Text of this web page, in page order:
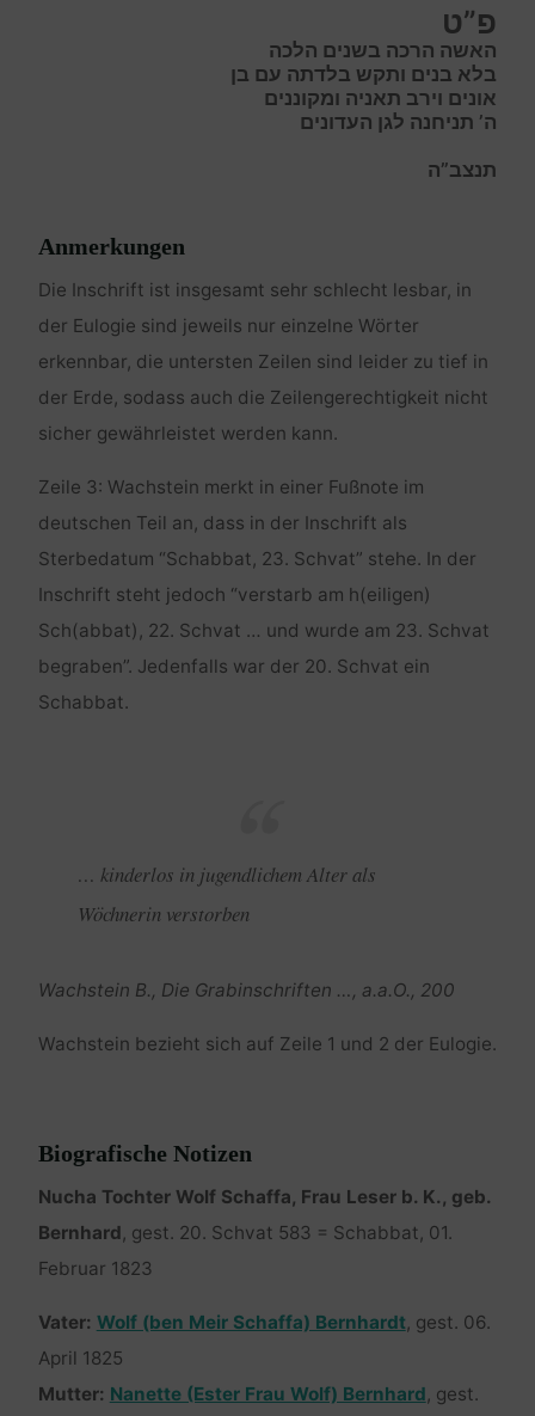
פ”ט
האשה הרכה בשנים הלכה
בלא בנים ותקש בלדתה עם בן
אונים וירב תאניה ומקוננים
ה’ תניחנה לגן העדונים
תנצב”ה
Anmerkungen
Die Inschrift ist insgesamt sehr schlecht lesbar, in
der Eulogie sind jeweils nur einzelne Wörter
erkennbar, die untersten Zeilen sind leider zu tief in
der Erde, sodass auch die Zeilengerechtigkeit nicht
sicher gewährleistet werden kann.
Zeile 3: Wachstein merkt in einer Fußnote im
deutschen Teil an, dass in der Inschrift als
Sterbedatum “Schabbat, 23. Schvat” stehe. In der
Inschrift steht jedoch “verstarb am h(eiligen)
Sch(abbat), 22. Schvat … und wurde am 23. Schvat
begraben”. Jedenfalls war der 20. Schvat ein
Schabbat.
… kinderlos in jugendlichem Alter als
Wöchnerin verstorben
Wachstein B., Die Grabinschriften …, a.a.O., 200
Wachstein bezieht sich auf Zeile 1 und 2 der Eulogie.
Biografische Notizen
Nucha Tochter Wolf Schaffa, Frau Leser b. K., geb.
Bernhard, gest. 20. Schvat 583 = Schabbat, 01.
Februar 1823
Vater: Wolf (ben Meir Schaffa) Bernhardt, gest. 06.
April 1825
Mutter: Nanette (Ester Frau Wolf) Bernhard, gest.